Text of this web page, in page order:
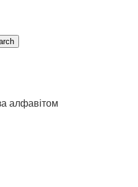
алфавітом